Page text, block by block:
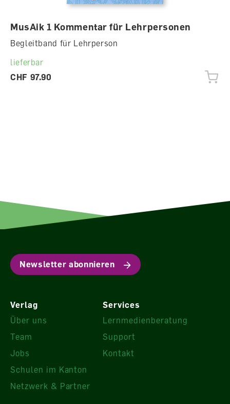
MusAik 1 Kommentar für Lehrpersonen
Begleitband für Lehrperson
lieferbar
CHF 97.90
Newsletter abonnieren
Verlag
Über uns
Team
Jobs
Schulen im Kanton
Netzwerk & Partner
Services
Lernmedienberatung
Support
Kontakt